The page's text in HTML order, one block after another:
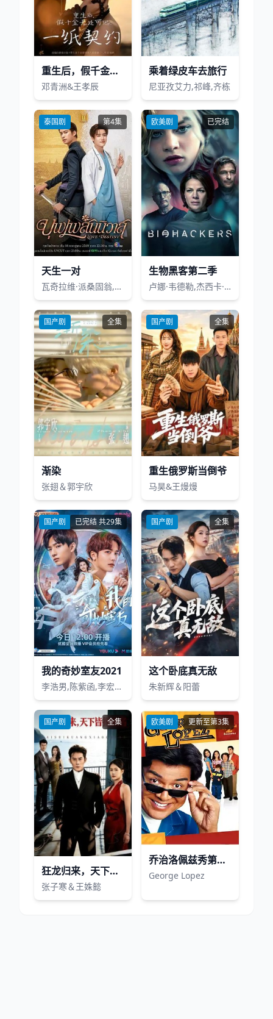
重生后，假千金无处可逃：一纸契约
邓青洲&王孝辰
乘着绿皮车去旅行
尼亚孜艾力,祁峰,齐栋
泰国剧 第4集
天生一对
瓦奇拉维·派桑固翁,塔纳朋·乌辛萨
欧美剧 已完结
生物黑客第二季
卢娜·韦德勒,杰西卡·施瓦茨,阿德里安·朱利叶斯·蒂尔曼
国产剧 全集
渐染
张翅＆郭宇欣
国产剧 全集
重生俄罗斯当倒爷
马昊&王熳熳
国产剧 已完结 共29集
我的奇妙室友2021
李浩男,陈紫函,李宏毅,潘霜霜,罗曼雅
国产剧 全集
这个卧底真无敌
朱新辉＆阳蕾
国产剧 全集
狂龙归来，天下皆扬吾名
张子寒＆王姝懿
欧美剧 更新至第3集
乔治洛佩兹秀第一季
George Lopez